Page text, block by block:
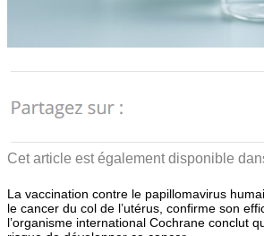
Cet article est également disponible
La vaccination contre le papillomavirus
le cancer du col de l’utérus, confirme son
l’organisme international Cochrane conclut